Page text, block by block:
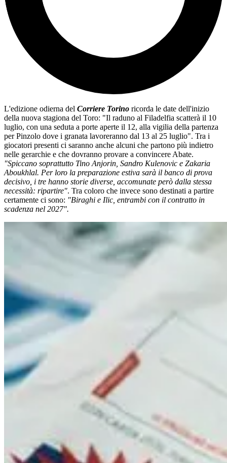
L'edizione odierna del Corriere Torino ricorda le date dell'inizio
della nuova stagiona del Toro: "Il raduno al Fila­del­fia scat­terà il 10
luglio, con una seduta a porte aperte il 12, alla vigi­lia della par­tenza
per Pin­zolo dove i granata lavoreranno dal 13 al 25 luglio". Tra i
giocatori presenti ci saranno anche alcuni che partono più indietro
nelle gerarchie e che dovranno provare a convincere Abate.
"Spiccano soprattutto Tino Anjorin, Sandro Kulenovic e Zakaria
Aboukhlal. Per loro la preparazione estiva sarà il banco di prova
decisivo, i tre hanno storie diverse, accomunate però dalla stessa
necessità: ripartire". Tra coloro che invece sono destinati a partire
certamente ci sono: "Biraghi e Ilic, entrambi con il contratto in
scadenza nel 2027".